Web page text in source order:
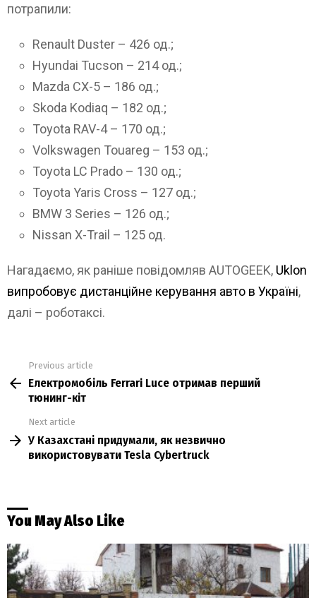
потрапили:
Renault Duster – 426 од.;
Hyundai Tucson – 214 од.;
Mazda CX-5 – 186 од.;
Skoda Kodiaq – 182 од.;
Toyota RAV-4 – 170 од.;
Volkswagen Touareg – 153 од.;
Toyota LC Prado – 130 од.;
Toyota Yaris Cross – 127 од.;
BMW 3 Series – 126 од.;
Nissan X-Trail – 125 од.
Нагадаємо, як раніше повідомляв AUTOGEEK, Uklon
випробовує дистанційне керування авто в Україні,
далі – роботаксі.
more
Previous article
Електромобіль Ferrari Luce отримав перший
тюнинг-кіт
Next article
У Казахстані придумали, як незвично
використовувати Tesla Cybertruck
You May Also Like